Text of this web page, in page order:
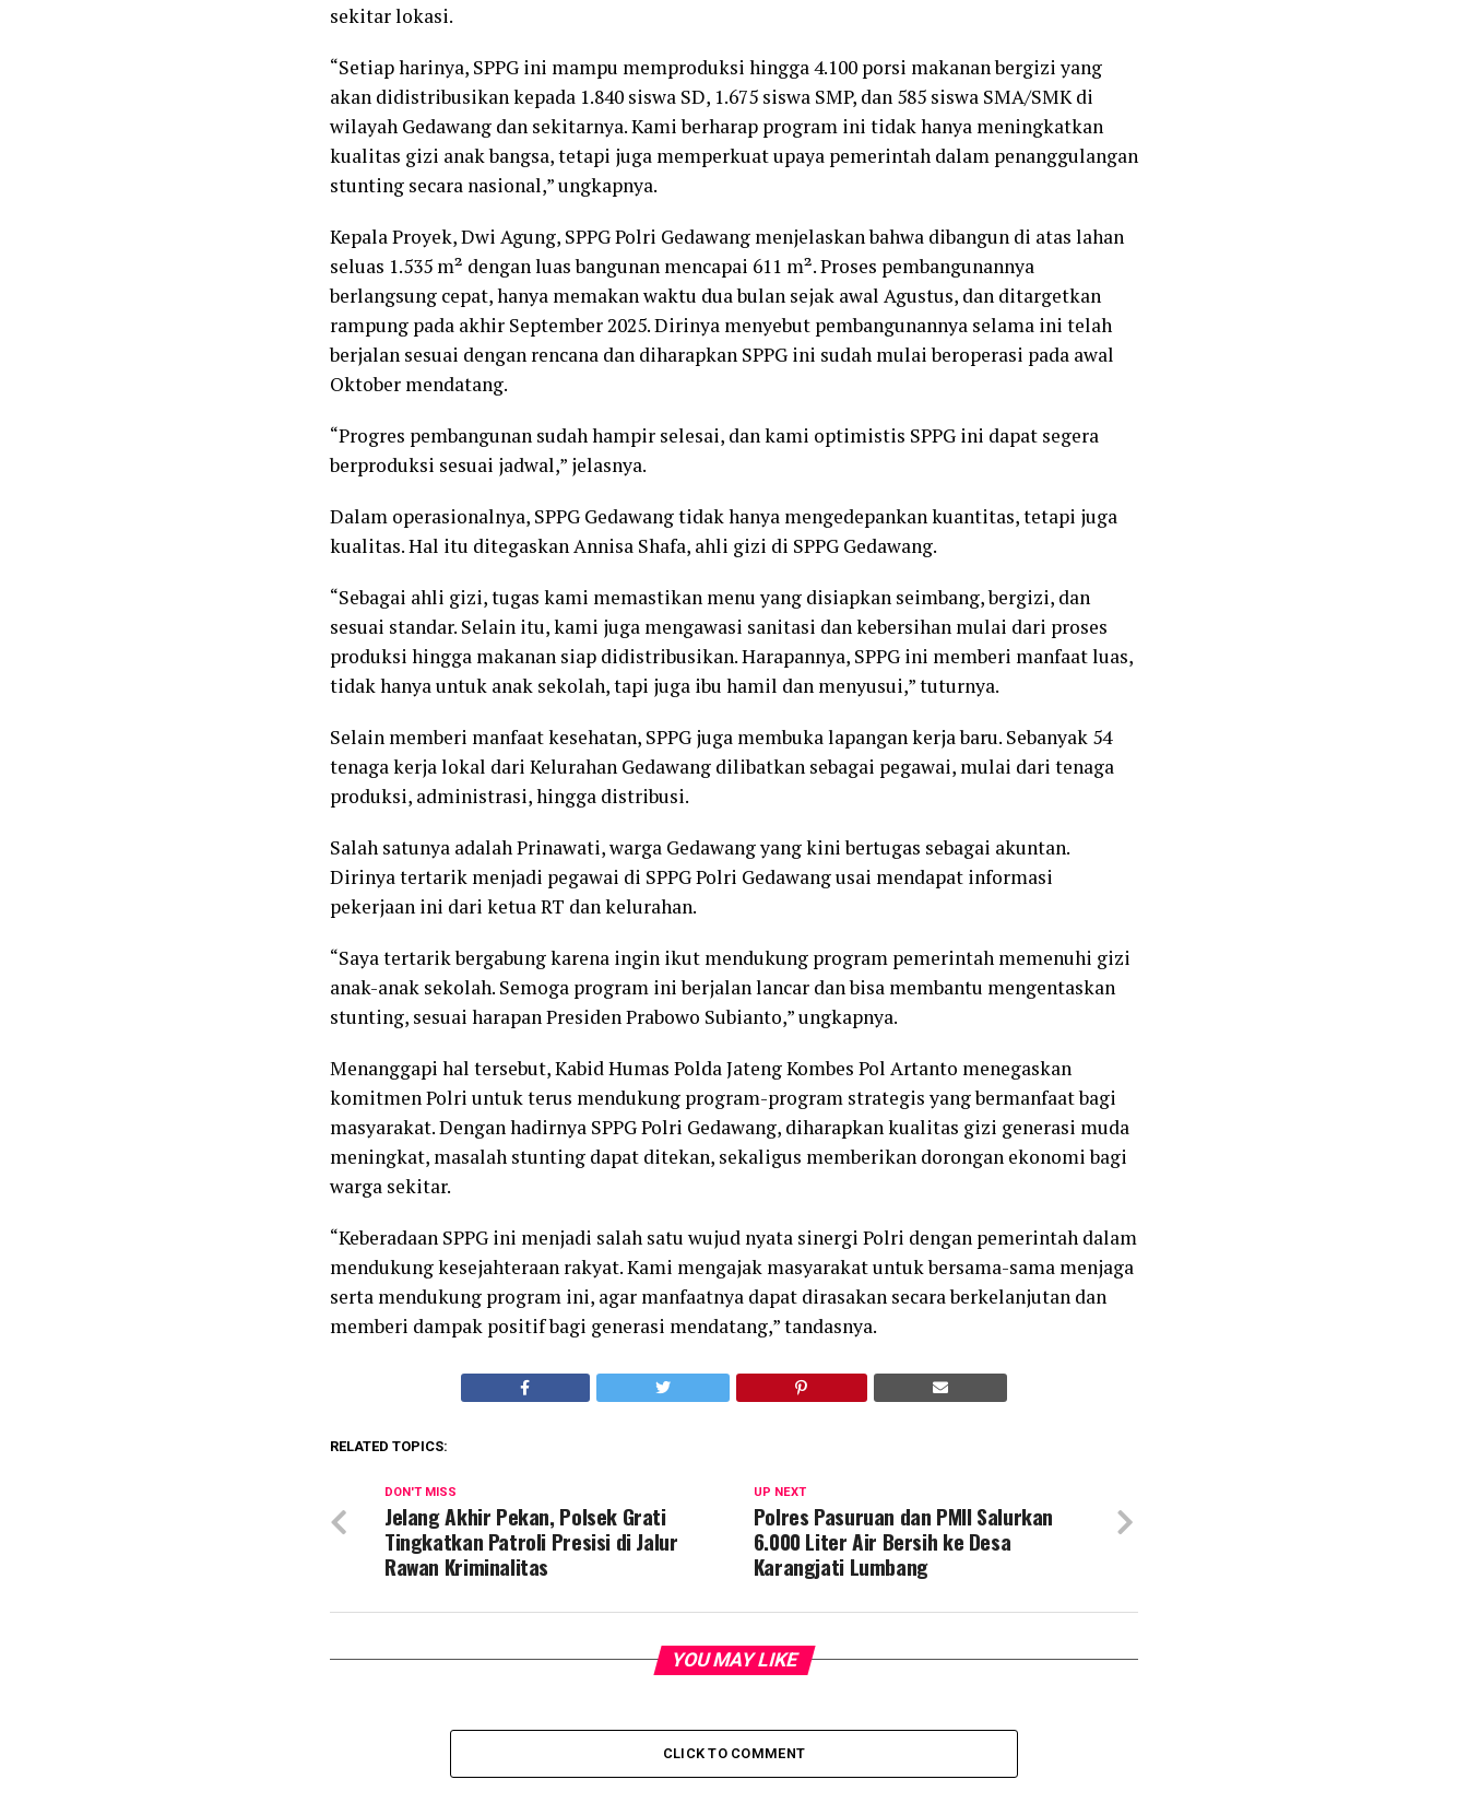
sekitar lokasi.
“Setiap harinya, SPPG ini mampu memproduksi hingga 4.100 porsi makanan bergizi yang
akan didistribusikan kepada 1.840 siswa SD, 1.675 siswa SMP, dan 585 siswa SMA/SMK di
wilayah Gedawang dan sekitarnya. Kami berharap program ini tidak hanya meningkatkan
kualitas gizi anak bangsa, tetapi juga memperkuat upaya pemerintah dalam penanggulangan
stunting secara nasional,” ungkapnya.
Kepala Proyek, Dwi Agung, SPPG Polri Gedawang menjelaskan bahwa dibangun di atas lahan
seluas 1.535 m² dengan luas bangunan mencapai 611 m². Proses pembangunannya
berlangsung cepat, hanya memakan waktu dua bulan sejak awal Agustus, dan ditargetkan
rampung pada akhir September 2025. Dirinya menyebut pembangunannya selama ini telah
berjalan sesuai dengan rencana dan diharapkan SPPG ini sudah mulai beroperasi pada awal
Oktober mendatang.
“Progres pembangunan sudah hampir selesai, dan kami optimistis SPPG ini dapat segera
berproduksi sesuai jadwal,” jelasnya.
Dalam operasionalnya, SPPG Gedawang tidak hanya mengedepankan kuantitas, tetapi juga
kualitas. Hal itu ditegaskan Annisa Shafa, ahli gizi di SPPG Gedawang.
“Sebagai ahli gizi, tugas kami memastikan menu yang disiapkan seimbang, bergizi, dan
sesuai standar. Selain itu, kami juga mengawasi sanitasi dan kebersihan mulai dari proses
produksi hingga makanan siap didistribusikan. Harapannya, SPPG ini memberi manfaat luas,
tidak hanya untuk anak sekolah, tapi juga ibu hamil dan menyusui,” tuturnya.
Selain memberi manfaat kesehatan, SPPG juga membuka lapangan kerja baru. Sebanyak 54
tenaga kerja lokal dari Kelurahan Gedawang dilibatkan sebagai pegawai, mulai dari tenaga
produksi, administrasi, hingga distribusi.
Salah satunya adalah Prinawati, warga Gedawang yang kini bertugas sebagai akuntan.
Dirinya tertarik menjadi pegawai di SPPG Polri Gedawang usai mendapat informasi
pekerjaan ini dari ketua RT dan kelurahan.
“Saya tertarik bergabung karena ingin ikut mendukung program pemerintah memenuhi gizi
anak-anak sekolah. Semoga program ini berjalan lancar dan bisa membantu mengentaskan
stunting, sesuai harapan Presiden Prabowo Subianto,” ungkapnya.
Menanggapi hal tersebut, Kabid Humas Polda Jateng Kombes Pol Artanto menegaskan
komitmen Polri untuk terus mendukung program-program strategis yang bermanfaat bagi
masyarakat. Dengan hadirnya SPPG Polri Gedawang, diharapkan kualitas gizi generasi muda
meningkat, masalah stunting dapat ditekan, sekaligus memberikan dorongan ekonomi bagi
warga sekitar.
“Keberadaan SPPG ini menjadi salah satu wujud nyata sinergi Polri dengan pemerintah dalam
mendukung kesejahteraan rakyat. Kami mengajak masyarakat untuk bersama-sama menjaga
serta mendukung program ini, agar manfaatnya dapat dirasakan secara berkelanjutan dan
memberi dampak positif bagi generasi mendatang,” tandasnya.
RELATED TOPICS:
UP NEXT
Polres Pasuruan dan PMII Salurkan
6.000 Liter Air Bersih ke Desa
Karangjati Lumbang
DON'T MISS
Jelang Akhir Pekan, Polsek Grati
Tingkatkan Patroli Presisi di Jalur
Rawan Kriminalitas
YOU MAY LIKE
CLICK TO COMMENT